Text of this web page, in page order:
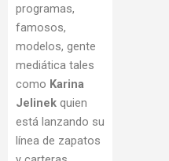
programas,
famosos,
modelos, gente
mediática tales
como Karina
Jelinek quien
está lanzando su
línea de zapatos